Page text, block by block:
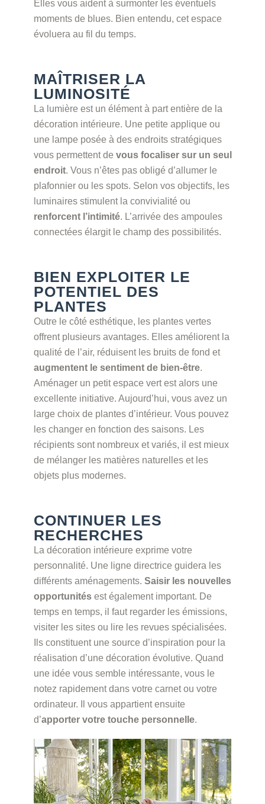
Elles vous aident à surmonter les éventuels
moments de blues. Bien entendu, cet espace
évoluera au fil du temps.
MAÎTRISER LA
LUMINOSITÉ
La lumière est un élément à part entière de la
décoration intérieure. Une petite applique ou
une lampe posée à des endroits stratégiques
vous permettent de vous focaliser sur un seul
endroit. Vous n’êtes pas obligé d’allumer le
plafonnier ou les spots. Selon vos objectifs, les
luminaires stimulent la convivialité ou
renforcent l’intimité. L’arrivée des ampoules
connectées élargit le champ des possibilités.
BIEN EXPLOITER LE
POTENTIEL DES
PLANTES
Outre le côté esthétique, les plantes vertes
offrent plusieurs avantages. Elles améliorent la
qualité de l’air, réduisent les bruits de fond et
augmentent le sentiment de bien-être.
Aménager un petit espace vert est alors une
excellente initiative. Aujourd’hui, vous avez un
large choix de plantes d’intérieur. Vous pouvez
les changer en fonction des saisons. Les
récipients sont nombreux et variés, il est mieux
de mélanger les matières naturelles et les
objets plus modernes.
CONTINUER LES
RECHERCHES
La décoration intérieure exprime votre
personnalité. Une ligne directrice guidera les
différents aménagements. Saisir les nouvelles
opportunitésest également important. De
temps en temps, il faut regarder les émissions,
visiter les sites ou lire les revues spécialisées.
Ils constituent une source d’inspiration pour la
réalisation d’une décoration évolutive. Quand
une idée vous semble intéressante, vous le
notez rapidement dans votre carnet ou votre
ordinateur. Il vous appartient ensuite
d’apporter votre touche personnelle.